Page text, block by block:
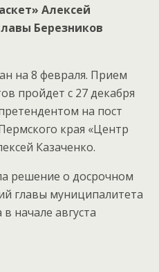
Алексей
Березников
на 8 февраля. Прием
пройдет с 27 декабря
на пост
края «Центр
Казаченко.
решение о досрочном
главы муниципалитета
начале августа